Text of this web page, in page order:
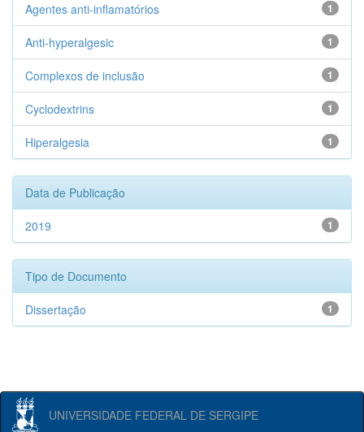
1
Agentes anti-inflamatórios
1
Anti-hyperalgesic
1
Complexos de inclusão
1
Cyclodextrins
1
Hiperalgesia
Data de Publicação
1
2019
Tipo de Documento
1
Dissertação
UNIVERSIDADE FEDERAL DE SERGIPE